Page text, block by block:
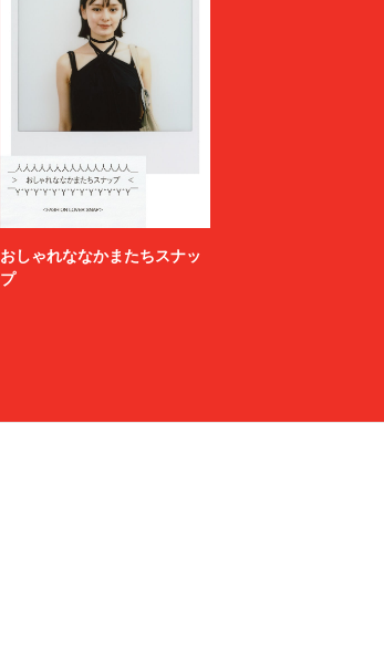
おしゃれななかまたちスナッ
プ